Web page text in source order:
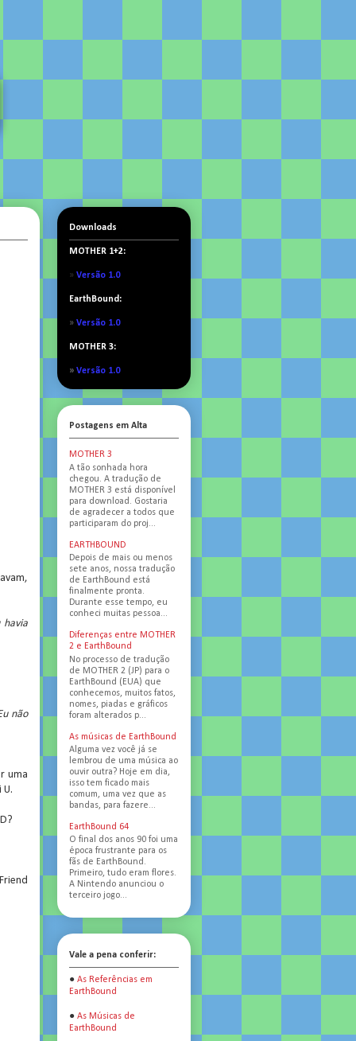
havia
não
uma
U.
Downloads
MOTHER 1+2:
» Versão 1.0
EarthBound:
» Versão 1.0
MOTHER 3:
» Versão 1.0
Postagens em Alta
MOTHER 3
A tão sonhada hora
chegou. A tradução de
MOTHER 3 está disponível
para download. Gostaria
de agradecer a todos que
participaram do proj...
EARTHBOUND
Depois de mais ou menos
sete anos, nossa tradução
de EarthBound está
finalmente pronta.
Durante esse tempo, eu
conheci muitas pessoa...
Diferenças entre MOTHER
2 e EarthBound
No processo de tradução
de MOTHER 2 (JP) para o
EarthBound (EUA) que
conhecemos, muitos fatos,
nomes, piadas e gráficos
foram alterados p...
As músicas de EarthBound
Alguma vez você já se
lembrou de uma música ao
ouvir outra? Hoje em dia,
isso tem ficado mais
comum, uma vez que as
bandas, para fazere...
EarthBound 64
O final dos anos 90 foi uma
época frustrante para os
fãs de EarthBound.
Primeiro, tudo eram flores.
A Nintendo anunciou o
terceiro jogo...
Vale a pena conferir:
● As Referências em
EarthBound
● As Músicas de
EarthBound